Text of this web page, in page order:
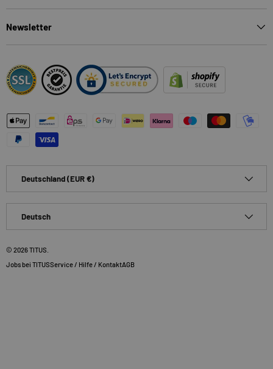
Newsletter
Zahlungsmethoden
Deutschland (EUR €)
Deutsch
© 2026TITUS
Jobs bei TITUSService / Hilfe / KontaktAGB